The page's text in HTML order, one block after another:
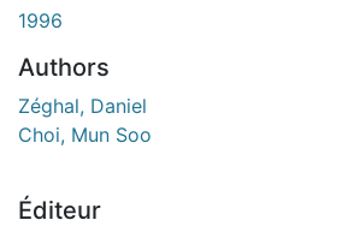
1996
Authors
Zéghal, Daniel
Choi, Mun Soo
Éditeur